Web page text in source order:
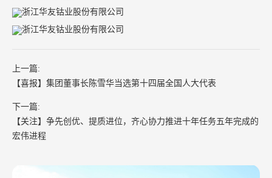
上一篇:
【喜报】集团董事长陈雪华当选第十四届全国人大代表
下一篇:
【关注】争先创优、提质进位，齐心协力推进十年任务五年完成的
宏伟进程